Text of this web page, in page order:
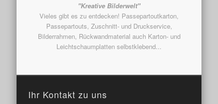
"Kreative Bilderwelt"
Vieles gibt es zu entdecken! Passepartoutkarton,
Passepartouts, Zuschnitt- und Druckservice,
Bilderrahmen, Rückwandmaterial auch Karton- und
Leichtschaumplatten selbstklebend...
Ihr Kontakt zu uns